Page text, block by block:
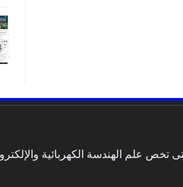
علم الهندسة الكهربائية